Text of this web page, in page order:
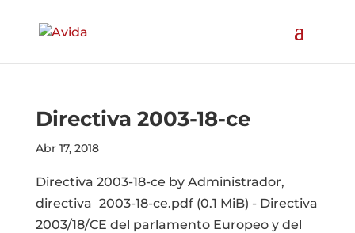
Directiva 2003-18-ce
Abr 17, 2018
Directiva 2003-18-ce by Administrador,
directiva_2003-18-ce.pdf (0.1 MiB) - Directiva
2003/18/CE del parlamento Europeo y del